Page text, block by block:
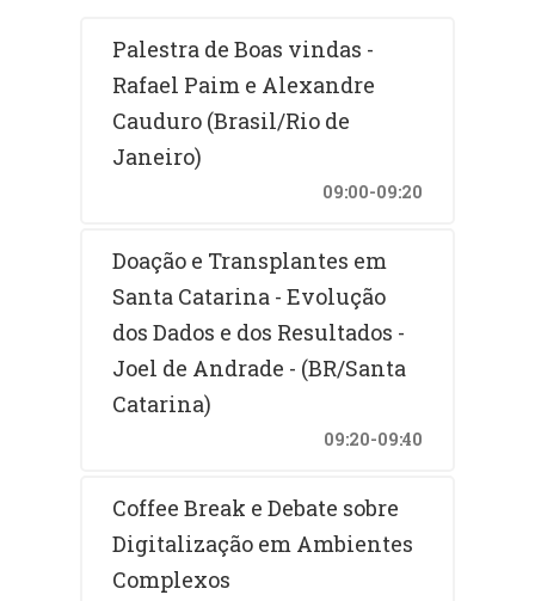
Palestra de Boas vindas -
Rafael Paim e Alexandre
Cauduro (Brasil/Rio de
Janeiro)
09:00-09:20
Doação e Transplantes em
Santa Catarina - Evolução
dos Dados e dos Resultados -
Joel de Andrade - (BR/Santa
Catarina)
09:20-09:40
Coffee Break e Debate sobre
Digitalização em Ambientes
Complexos